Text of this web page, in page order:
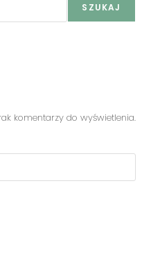
SZUKAJ
komentarzy do wyświetlenia.